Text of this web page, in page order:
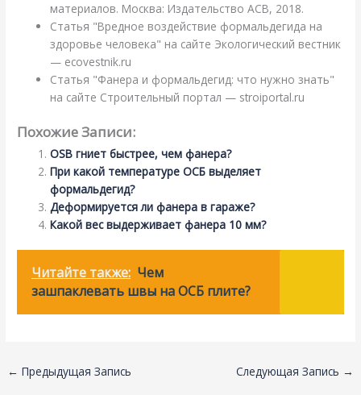
материалов. Москва: Издательство АСВ, 2018.
Статья "Вредное воздействие формальдегида на
здоровье человека" на сайте Экологический вестник
— ecovestnik.ru
Статья "Фанера и формальдегид: что нужно знать"
на сайте Строительный портал — stroiportal.ru
Похожие Записи:
OSB гниет быстрее, чем фанера?
При какой температуре ОСБ выделяет
формальдегид?
Деформируется ли фанера в гараже?
Какой вес выдерживает фанера 10 мм?
Читайте также: Чем
зашпаклевать швы на ОСБ плите?
← Предыдущая Запись Следующая Запись →